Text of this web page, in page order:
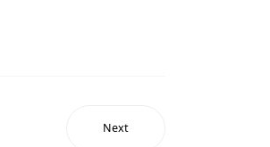
Next